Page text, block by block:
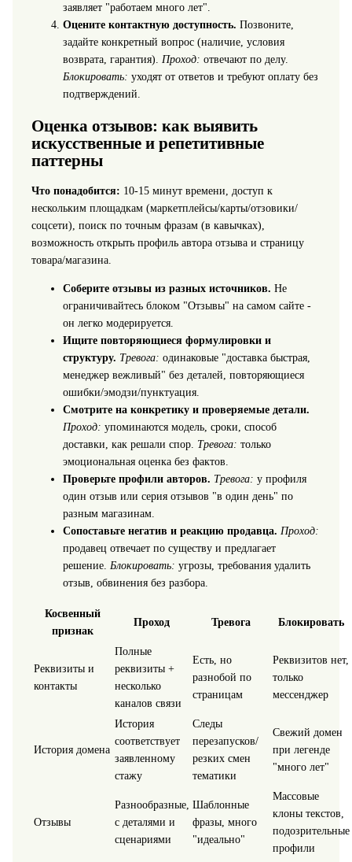
заявляет "работаем много лет".
Оцените контактную доступность. Позвоните,
задайте конкретный вопрос (наличие, условия
возврата, гарантия). Проход: отвечают по делу.
Блокировать: уходят от ответов и требуют оплату без
подтверждений.
Оценка отзывов: как выявить
искусственные и репетитивные
паттерны
Что понадобится: 10-15 минут времени, доступ к
нескольким площадкам (маркетплейсы/карты/отзовики/
соцсети), поиск по точным фразам (в кавычках),
возможность открыть профиль автора отзыва и страницу
товара/магазина.
Соберите отзывы из разных источников. Не
ограничивайтесь блоком "Отзывы" на самом сайте -
он легко модерируется.
Ищите повторяющиеся формулировки и
структуру. Тревога: одинаковые "доставка быстрая,
менеджер вежливый" без деталей, повторяющиеся
ошибки/эмодзи/пунктуация.
Смотрите на конкретику и проверяемые детали.
Проход: упоминаются модель, сроки, способ
доставки, как решали спор. Тревога: только
эмоциональная оценка без фактов.
Проверьте профили авторов. Тревога: у профиля
один отзыв или серия отзывов "в один день" по
разным магазинам.
Сопоставьте негатив и реакцию продавца. Проход:
продавец отвечает по существу и предлагает
решение. Блокировать: угрозы, требования удалить
отзыв, обвинения без разбора.
Косвенный
признак
Проход Тревога Блокировать
Реквизиты и
контакты
Полные
реквизиты +
несколько
каналов связи
Есть, но
разнобой по
страницам
Реквизитов нет,
только
мессенджер
История домена
История
соответствует
заявленному
стажу
Следы
перезапусков/
резких смен
тематики
Свежий домен
при легенде
"много лет"
Отзывы
Разнообразные,
с деталями и
сценариями
Шаблонные
фразы, много
"идеально"
Массовые
клоны текстов,
подозрительные
профили